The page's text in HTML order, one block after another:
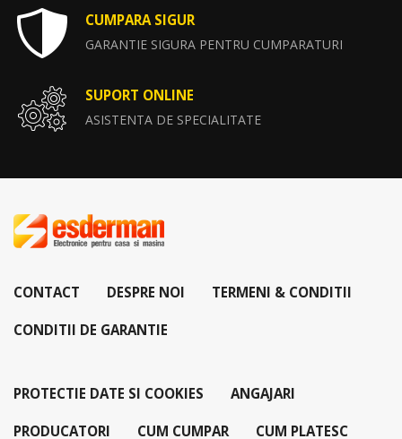
CUMPARA SIGUR
GARANTIE SIGURA PENTRU CUMPARATURI
SUPORT ONLINE
ASISTENTA DE SPECIALITATE
CONTACT DESPRE NOI TERMENI & CONDITII
CONDITII DE GARANTIE
PROTECTIE DATE SI COOKIES ANGAJARI
PRODUCATORI CUM CUMPAR CUM PLATESC